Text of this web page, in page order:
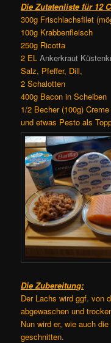
Die Zutatenliste für 12
300g Frischlachsfilet
100g Krabbenfleisch
250g Ricotta
2 ELAnkerkraut
Salz, Pfeffer, Dill,
2 Schalotten
400g Bacon in Scheiben
1/2 Becher (100g)
und etwas Pesto als
Die Zubereitung:
Der Lachs wird ggf. von
abgewaschen und
Nun wird er, wie auch
geschnitten.